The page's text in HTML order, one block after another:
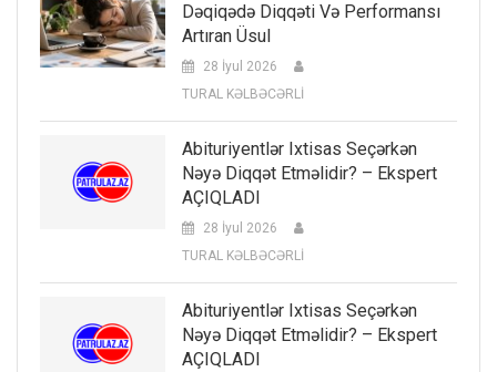
Dəqiqədə Diqqəti Və Performansı
Artıran Üsul
28 İyul 2026
TURAL KƏLBƏCƏRLİ
Abituriyentlər Ixtisas Seçərkən
Nəyə Diqqət Etməlidir? – Ekspert
AÇIQLADI
28 İyul 2026
TURAL KƏLBƏCƏRLİ
Abituriyentlər Ixtisas Seçərkən
Nəyə Diqqət Etməlidir? – Ekspert
AÇIQLADI